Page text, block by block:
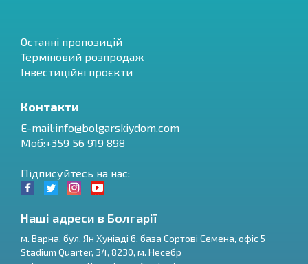
Останні пропозицій
Терміновий розпродаж
Інвестиційні проєкти
Контакти
E-mail:info@bolgarskiydom.com
Моб:+359 56 919 898
Підписуйтесь на нас:
Наші адреси в Болгарії
м. Варна, бул. Ян Хуніаді 6, база Сортові Семена, офіс 5
Stadium Quarter, 34, 8230, м. Несебр